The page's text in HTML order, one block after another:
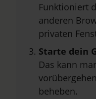
Funktioniert
anderen
privaten
Starte dein
Das kann
beheben.